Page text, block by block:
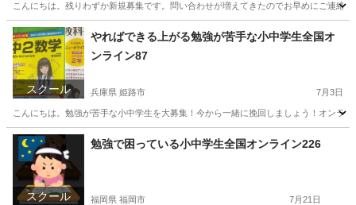
こんにちは。残りわずか新規募集です。問い合わせが増えてきたのでお早めにご連絡
神奈川 横浜市 家庭教師 算数
スクール
やればできる上がる勉強が苦手な小中学生全国オ
ンライン87
兵庫県 姫路市 7月3日
こんにちは。勉強が苦手な小中学生を大募集！今から一緒に挽回しましょう！オンラ
兵庫 姫路市 家庭教師 オンライン
スクール
勉強で困っている小中学生全国オンライン226
福岡県 福岡市 7月21日